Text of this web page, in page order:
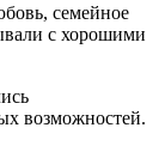
семейное
с хорошими
возможностей.